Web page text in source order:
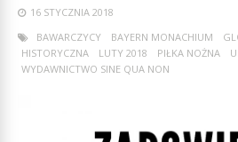
16 STYCZNIA 2018
BAWARCZYCY
BAYERN MONACHIUM
HISTORYCZNA
LUTY 2018 PIŁKA NOŻNA
WYDAWNICTWO SINE QUA NON